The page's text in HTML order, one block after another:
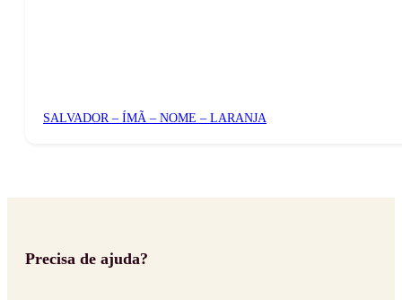
SALVADOR – ÍMÃ – NOME – LARANJA
Precisa de ajuda?